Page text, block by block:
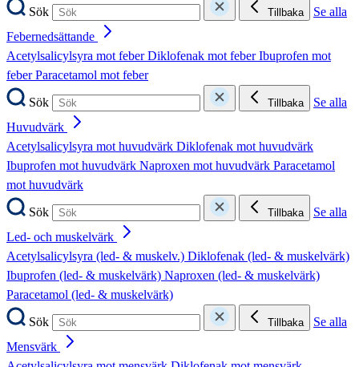
Sök
Tillbaka
Se alla
Febernedsättande
Acetylsalicylsyra mot feberDiklofenak mot feberIbuprofen mot
feberParacetamol mot feber
Sök
Tillbaka
Se alla
Huvudvärk
Acetylsalicylsyra mot huvudvärk Diklofenak mot huvudvärk
Ibuprofen mot huvudvärk Naproxen mot huvudvärk Paracetamol
mot huvudvärk
Sök
Tillbaka
Se alla
Led- och muskelvärk
Acetylsalicylsyra (led- & muskelv.) Diklofenak (led- & muskelvärk)
Ibuprofen (led- & muskelvärk) Naproxen (led- & muskelvärk)
Paracetamol (led- & muskelvärk)
Sök
Tillbaka
Se alla
Mensvärk